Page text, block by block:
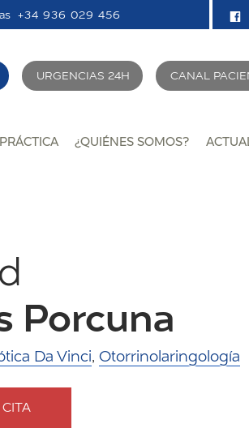
+34 936 029 456
URGENCIAS 24H CANAL
¿QUIÉNES SOMOS?
Porcuna
Da Vinci,Otorrinolaringología
DOCTOR